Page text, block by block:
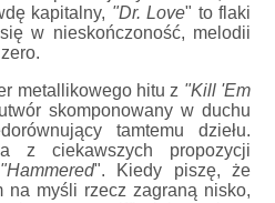
kapitalny, "Dr. Love" to flaki
w nieskończoność, melodii
metallikowego hitu z "Kill 'Em
skomponowany w duchu
tamtemu dziełu.
z ciekawszych propozycji
"Hammered". Kiedy piszę, że
na myśli rzecz zagraną nisko,